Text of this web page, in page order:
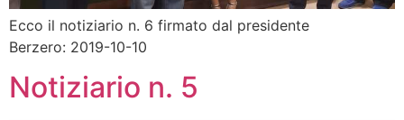
Ecco il notiziario n. 6 firmato dal presidente
Berzero: 2019-10-10
Notiziario n. 5